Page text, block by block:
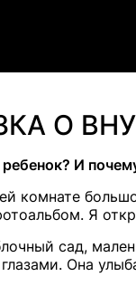
терапия
психиатра
О
И
комнате
Я
сад,
Она